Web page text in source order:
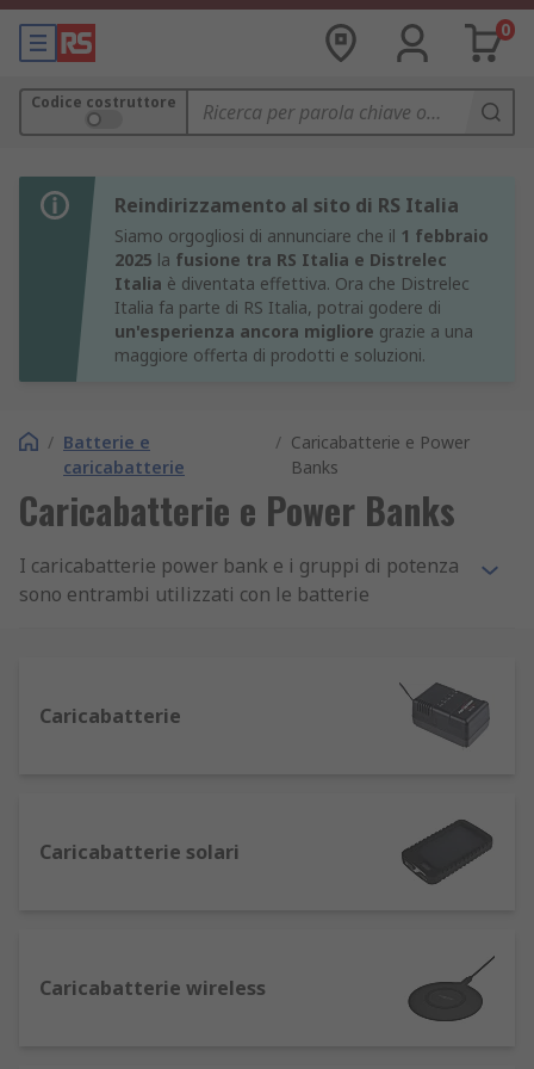
0
Codice costruttore
Reindirizzamento al sito di RS Italia
Siamo orgogliosi di annunciare che il 1 febbraio
2025 la fusione tra RS Italia e Distrelec
Italia è diventata effettiva. Ora che Distrelec
Italia fa parte di RS Italia, potrai godere di
un'esperienza ancora migliore grazie a una
maggiore offerta di prodotti e soluzioni.
/ Batterie e
caricabatterie
/ Caricabatterie e Power
Banks
Caricabatterie e Power Banks
I caricabatterie power bank e i gruppi di potenza
sono entrambi utilizzati con le batterie
Grazie all'ampia gamma di batterie disponibili, il
indipendentemente dai requisiti.
ricaricata molte volte e in genere dura 3-4 anni. I
Caricabatterie
Caricabatterie solari
Caricabatterie wireless